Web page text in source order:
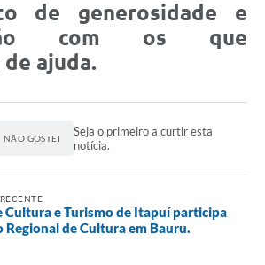
de generosidade e
com os que
ajuda.
NÃO GOSTEI
Seja o primeiro a curtir esta
notícia.
Cultura e Turismo de Itapuí participa
Regional de Cultura em Bauru.